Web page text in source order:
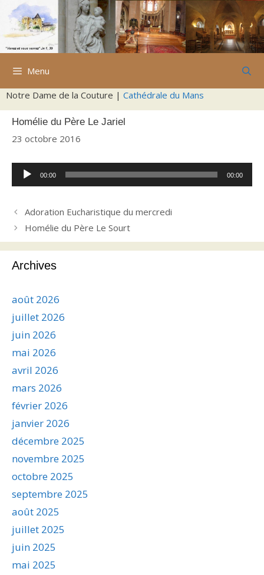
Aller
contenu
Menu
Notre Dame de la Couture | Cathédrale du Mans
Homélie du Père Le Jariel
23 octobre 2016
Lecteur
audio
00:00 00:00
Adoration Eucharistique du mercredi
Homélie du Père Le Sourt
Archives
août 2026
juillet 2026
juin 2026
mai 2026
avril 2026
mars 2026
février 2026
janvier 2026
décembre 2025
novembre 2025
octobre 2025
septembre 2025
août 2025
juillet 2025
juin 2025
mai 2025